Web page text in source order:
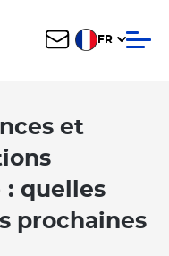
FR
et
: quelles
prochaines